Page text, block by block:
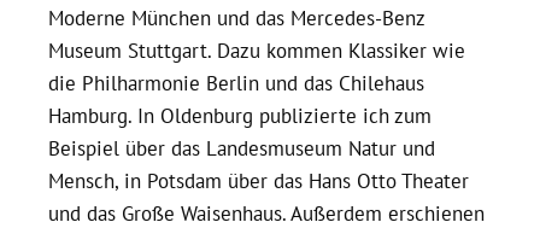
Moderne München und das Mercedes-Benz
Museum Stuttgart. Dazu kommen Klassiker wie
die Philharmonie Berlin und das Chilehaus
Hamburg. In Oldenburg publizierte ich zum
Beispiel über das Landesmuseum Natur und
Mensch, in Potsdam über das Hans Otto Theater
und das Große Waisenhaus. Außerdem erschienen